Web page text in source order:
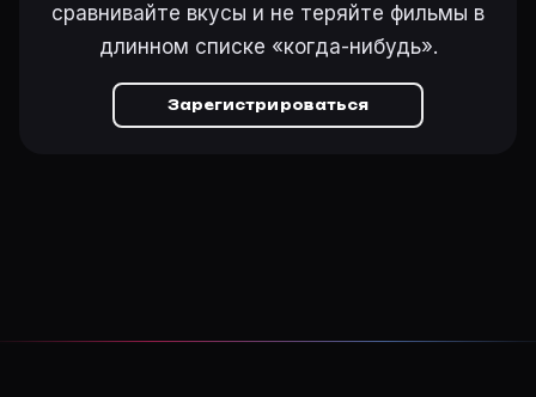
сравнивайте вкусы и не теряйте фильмы в
длинном списке «когда-нибудь».
Зарегистрироваться